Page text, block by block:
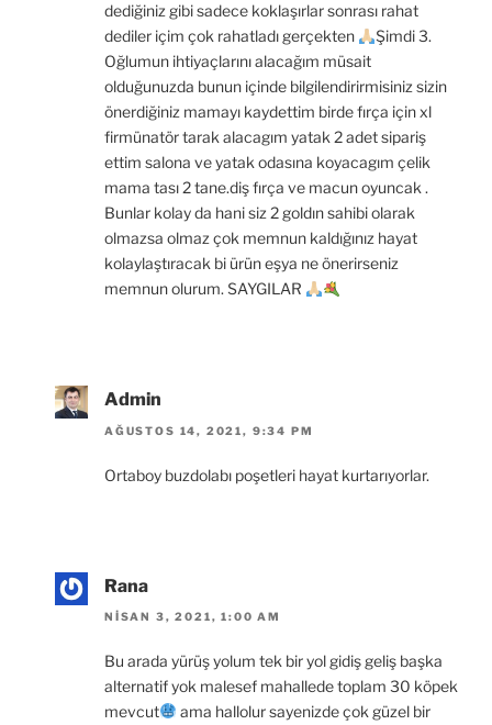
dediğiniz gibi sadece koklaşırlar sonrası rahat
dediler içim çok rahatladı gerçekten
Şimdi 3.
Oğlumun ihtiyaçlarını alacağım müsait
olduğunuzda bunun içinde bilgilendirirmisiniz sizin
önerdiğiniz mamayı kaydettim birde fırça için xl
firmünatör tarak alacagım yatak 2 adet sipariş
ettim salona ve yatak odasına koyacagım çelik
mama tası 2 tane.diş fırça ve macun oyuncak .
Bunlar kolay da hani siz 2 goldın sahibi olarak
olmazsa olmaz çok memnun kaldığınız hayat
kolaylaştıracak bi ürün eşya ne önerirseniz
memnun olurum. SAYGILAR
Admin
AĞUSTOS 14, 2021, 9:34 PM
Ortaboy buzdolabı poşetleri hayat kurtarıyorlar.
Rana
NISAN 3, 2021, 1:00 AM
Bu arada yürüş yolum tek bir yol gidiş geliş başka
alternatif yok malesef mahallede toplam 30 köpek
mevcut
ama hallolur sayenizde çok güzel bir